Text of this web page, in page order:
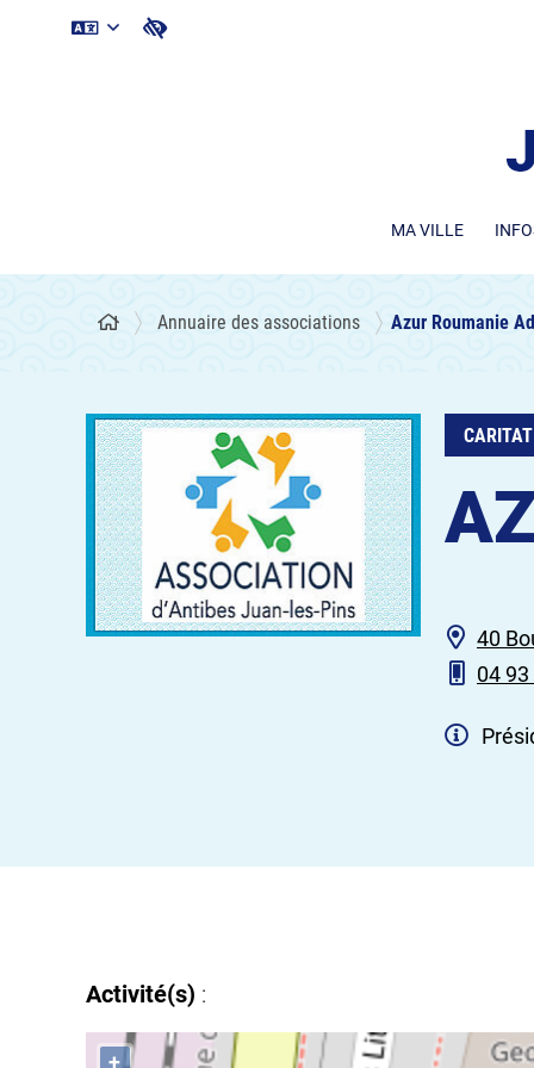
MA VILLE
Annuaire des associations Azur Roumanie
40
04
Activité(s) :
+